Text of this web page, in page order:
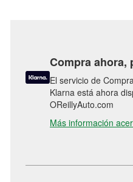
Compra ahora,
El servicio de
Klarna está ahora
OReillyAuto.com
Más información